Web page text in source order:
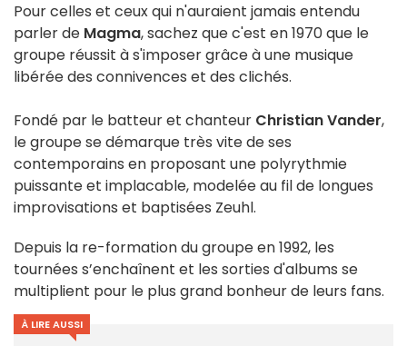
Pour celles et ceux qui n'auraient jamais entendu
parler de Magma, sachez que c'est en 1970 que le
groupe réussit à s'imposer grâce à une musique
libérée des connivences et des clichés.
Fondé par le batteur et chanteur Christian Vander,
le groupe se démarque très vite de ses
contemporains en proposant une polyrythmie
puissante et implacable, modelée au fil de longues
improvisations et baptisées Zeuhl.
Depuis la re-formation du groupe en 1992, les
tournées s’enchaînent et les sorties d'albums se
multiplient pour le plus grand bonheur de leurs fans.
À LIRE AUSSI